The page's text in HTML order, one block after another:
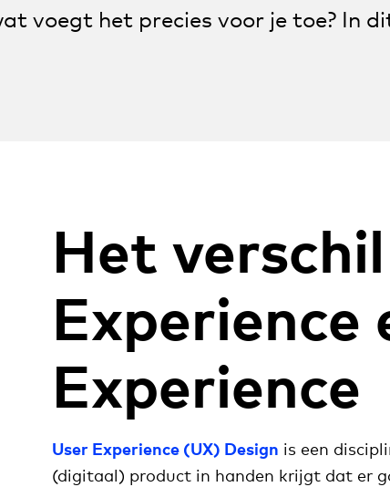
voegt het precies voor je toe? In
Het
Experience
Experience
User Experience (UX) Design is een
(digitaal) product in handen krijgt dat er